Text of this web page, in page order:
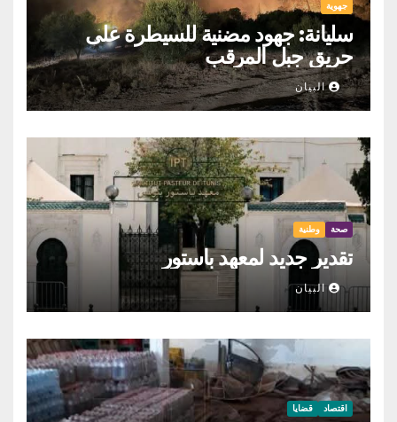
جهوية
سليانة: جهود مضنية للسيطرة على
حريق جبل المرقب
البيان
صحة وطنية
تقدير جديد لمعهد باستور
البيان
اقتصاد قضايا